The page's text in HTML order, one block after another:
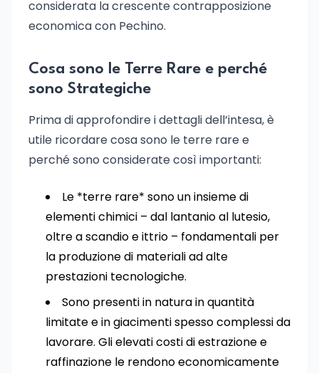
considerata la crescente contrapposizione
economica con Pechino.
Cosa sono le Terre Rare e perché
sono Strategiche
Prima di approfondire i dettagli dell’intesa, è
utile ricordare cosa sono le terre rare e
perché sono considerate così importanti:
Le *terre rare* sono un insieme di
elementi chimici – dal lantanio al lutesio,
oltre a scandio e ittrio – fondamentali per
la produzione di materiali ad alte
prestazioni tecnologiche.
Sono presenti in natura in quantità
limitate e in giacimenti spesso complessi da
lavorare. Gli elevati costi di estrazione e
raffinazione le rendono economicamente